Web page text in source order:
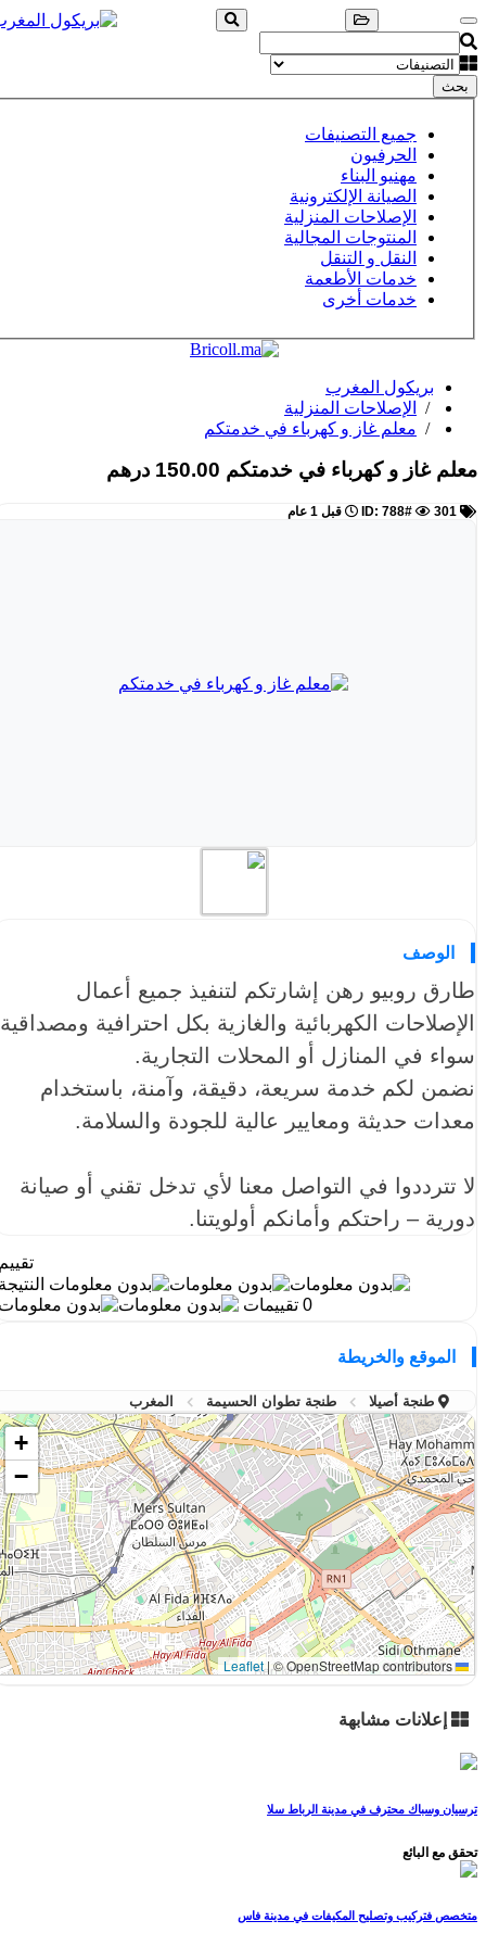
بحث
جميع التصنيفات
الحرفيون
مهنيو البناء
الصيانة الإلكترونية
الإصلاحات المنزلية
المنتوجات المجالية
النقل و التنقل
خدمات الأطعمة
خدمات أخرى
بريكول المغرب
/
الإصلاحات المنزلية
/ معلم غاز و كهرباء في خدمتكم
معلم غاز و كهرباء في خدمتكم 150.00 درهم
301 قبل 1 عام
الوصف
طارق روبيو رهن إشارتكم لتنفيذ جميع أعمال
الإصلاحات الكهربائية والغازية بكل احترافية
سواء في المنازل أو المحلات التجارية.
نضمن لكم خدمة سريعة، دقيقة، وآمنة، باستخدام
معدات حديثة ومعايير عالية للجودة والسلامة.
لا تترددوا في التواصل معنا لأي تدخل تقني أو صيانة
دورية – راحتكم وأمانكم أولويتنا.
0 تقييمات
الموقع والخريطة
طنجة أصيلا طنجة تطوان الحسيمة المغرب
+
−
Leaflet
|© OpenStreetMap contributors
إعلانات مشابهة
ترسيان وسباك محترف في مدينة الرباط سلا
تحقق مع البائع
متخصص فتركيب وتصليح المكيفات في مدينة فاس